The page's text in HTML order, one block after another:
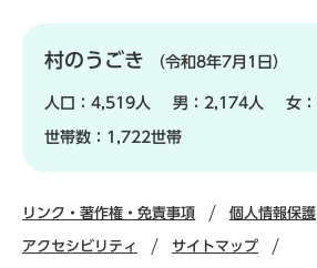
村のうごき （令和8年7月1日）
人口： 4,519人 男： 2,174人 女：
世帯数： 1,722世帯
リンク・著作権・免責事項 個人情報保護
アクセシビリティ サイトマップ